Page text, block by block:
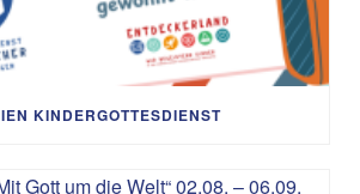
KINDERGOTTESDIENST